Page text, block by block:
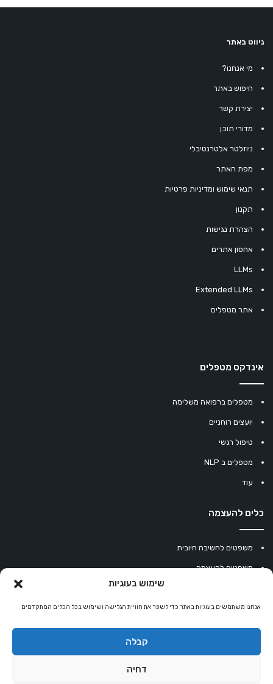
שימוש בעוגיות
אנחנו משתמשים בעוגיות באתר כדי לשפר את חוויית הגלישה ושימוש בכל הכלים המתקדמים
קבלה
דחיה
ניווט באתר
מי אנחנו?
חיפוש באתר
יצירת קשר
מדורי תוכן
ניוזלטר אלטרנטיבלי
מפת האתר
תנאי שימוש ומדיניות פרטיות
תקנון
הצהרת נגישות
אחסון אתרים
LLMs
Extended LLMs
אתר מטפלים
אינדקס מטפלים
מטפלים ברפואה משלימה
יועצים רוחניים
טיפול רגשי
מטפלים ב NLP
עוד
כלים להעצמה
משפטים לחשיבה חיובית
משפטים להעצמה
מחשבון נומרולוגיה
קריסטלים למזלות